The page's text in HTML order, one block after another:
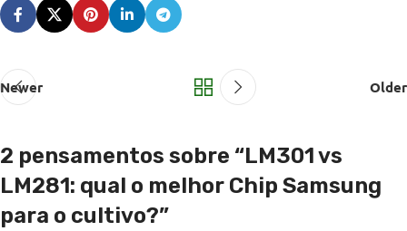
Newer Older
2 pensamentos sobre “LM301 vs
LM281: qual o melhor Chip Samsung
para o cultivo?”